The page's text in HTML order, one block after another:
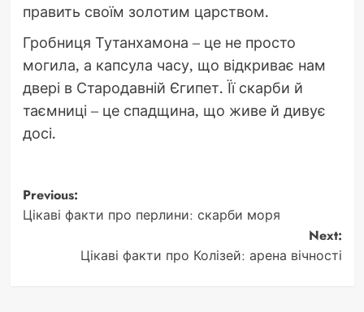
править своїм золотим царством.
Гробниця Тутанхамона – це не просто
могила, а капсула часу, що відкриває нам
двері в Стародавній Єгипет. Її скарби й
таємниці – це спадщина, що живе й дивує
досі.
Post
navigation
Previous:
Цікаві факти про перлини: скарби моря
Next:
Цікаві факти про Колізей: арена вічності